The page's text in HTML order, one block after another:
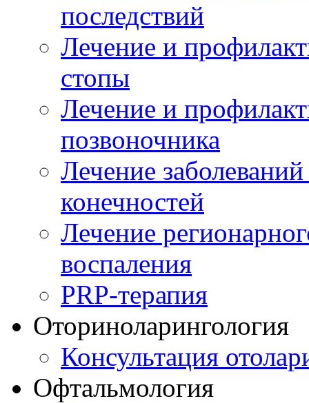
последствий
Лечение и
стопы
Лечение и
позвоночника
Лечение
конечностей
Лечение
воспаления
PRP-терапия
Оториноларингология
Консультация
Офтальмология